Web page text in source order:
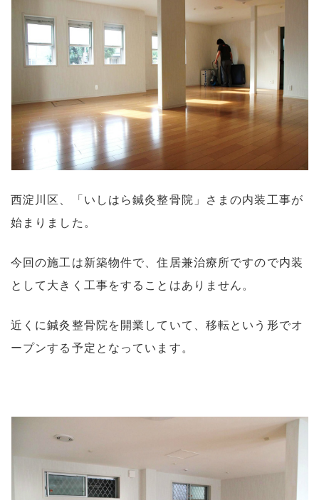
西淀川区、「いしはら鍼灸整骨院」さまの内装工事が
始まりました。
今回の施工は新築物件で、住居兼治療所ですので内装
として大きく工事をすることはありません。
近くに鍼灸整骨院を開業していて、移転という形でオ
ープンする予定となっています。